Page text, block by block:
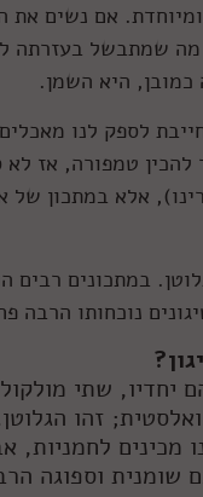
אם נשים את
שמתבשל בעזרתה
כמובן, היא השמן.
לספק לנו
טמפורה, אז
אלא במתכון של
במתכונים רבים
נוכחותו הרבה
שתי
זהו
לחמניות,
שומנית וספוגה